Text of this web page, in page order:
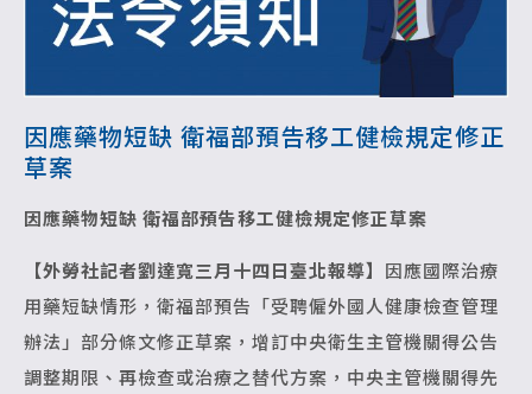
因應藥物短缺 衛福部預告移工健檢規定修正
草案
因應藥物短缺 衛福部預告移工健檢規定修正草案
【外勞社記者劉達寬三月十四日臺北報導】 因應國際治療
用藥短缺情形，衛福部預告「受聘僱外國人健康檢查管理
辦法」部分條文修正草案，增訂中央衛生主管機關得公告
調整期限、再檢查或治療之替代方案，中央主管機關得先